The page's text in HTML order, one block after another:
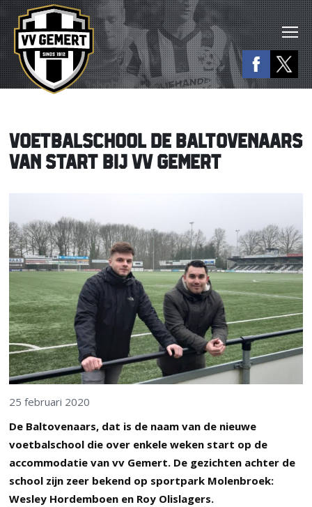
VOETBALSCHOOL DE BALTOVENAARS
VAN START BIJ VV GEMERT
25 februari 2020
De Baltovenaars, dat is de naam van de nieuwe
voetbalschool die over enkele weken start op de
accommodatie van vv Gemert. De gezichten achter de
school zijn zeer bekend op sportpark Molenbroek:
Wesley Hordemboen en Roy Olislagers.